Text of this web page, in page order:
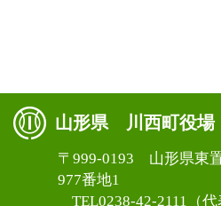
山形県 川西町役場
〒999-0193 山形県東
977番地1
TEL0238-42-2111（代